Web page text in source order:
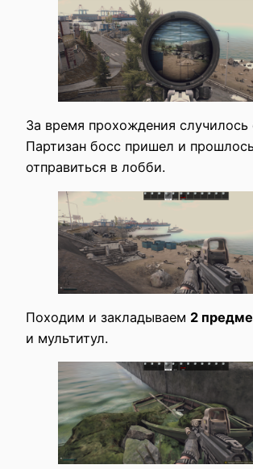
За время прохождения
Партизан босс пришел и
отправиться в лобби.
Походим и закладываем 2
и мультитул.